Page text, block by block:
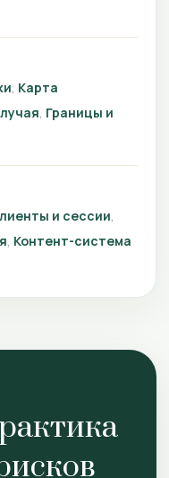
Карта
Границы и
и сессии
Контент-система